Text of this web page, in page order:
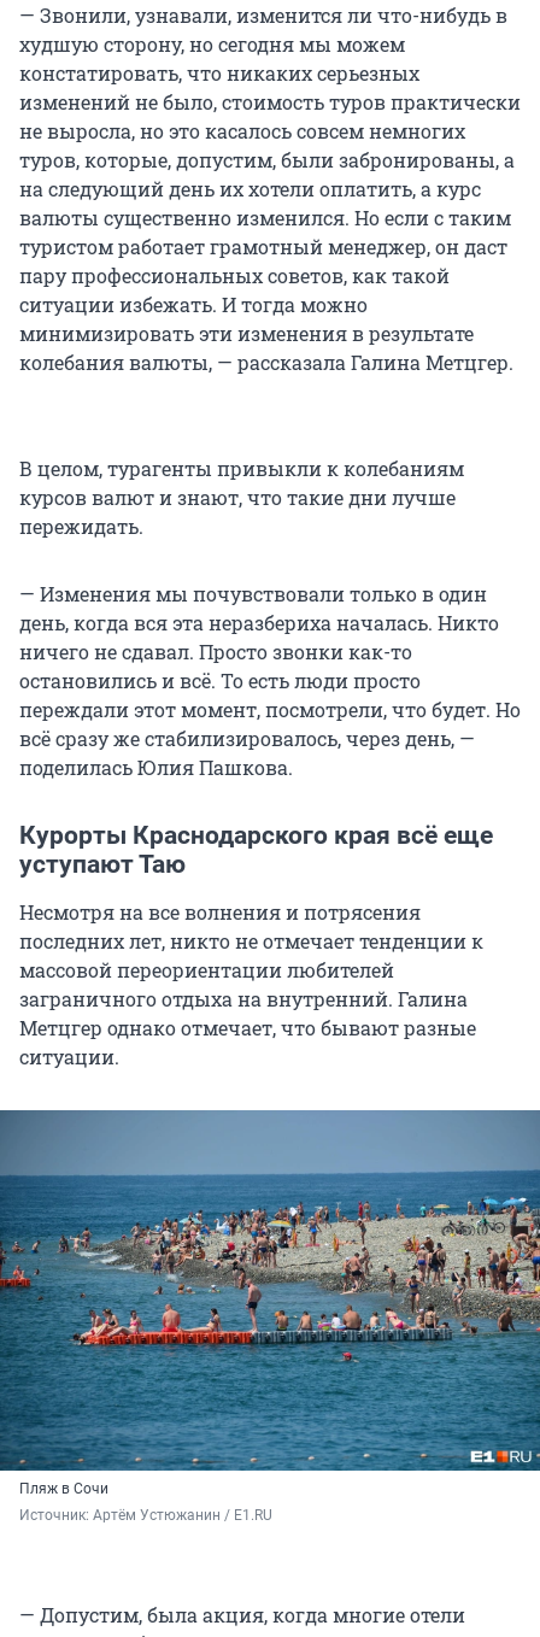
— Звонили, узнавали, изменится ли что-нибудь в
худшую сторону, но сегодня мы можем
констатировать, что никаких серьезных
изменений не было, стоимость туров практически
не выросла, но это касалось совсем немногих
туров, которые, допустим, были забронированы, а
на следующий день их хотели оплатить, а курс
валюты существенно изменился. Но если с таким
туристом работает грамотный менеджер, он даст
пару профессиональных советов, как такой
ситуации избежать. И тогда можно
минимизировать эти изменения в результате
колебания валюты, — рассказала Галина Метцгер.
В целом, турагенты привыкли к колебаниям
курсов валют и знают, что такие дни лучше
пережидать.
— Изменения мы почувствовали только в один
день, когда вся эта неразбериха началась. Никто
ничего не сдавал. Просто звонки как-то
остановились и всё. То есть люди просто
переждали этот момент, посмотрели, что будет. Но
всё сразу же стабилизировалось, через день, —
поделилась Юлия Пашкова.
Курорты Краснодарского края всё еще
уступают Таю
Несмотря на все волнения и потрясения
последних лет, никто не отмечает тенденции к
массовой переориентации любителей
заграничного отдыха на внутренний. Галина
Метцгер однако отмечает, что бывают разные
ситуации.
Пляж в Сочи
Источник: Артём Устюжанин / E1.RU
— Допустим, была акция, когда многие отели